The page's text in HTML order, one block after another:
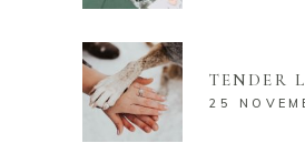
TENDER
25